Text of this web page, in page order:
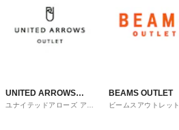
UNITED ARROWS
OUTLET
ユナイテッドアローズ アウ
BEAMS OUTLET
ビームスアウトレット